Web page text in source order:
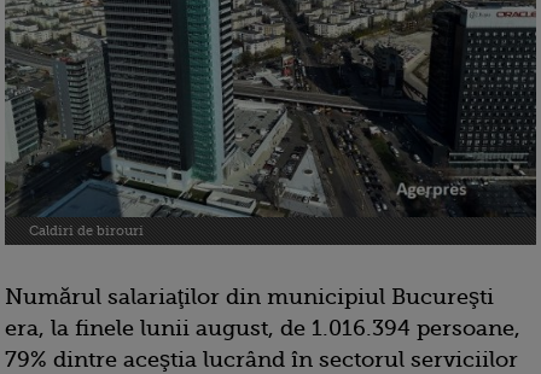
Caldiri de birouri
Numărul salariaţilor din municipiul Bucureşti
era, la finele lunii august, de 1.016.394 persoane,
79% dintre aceştia lucrând în sectorul serviciilor